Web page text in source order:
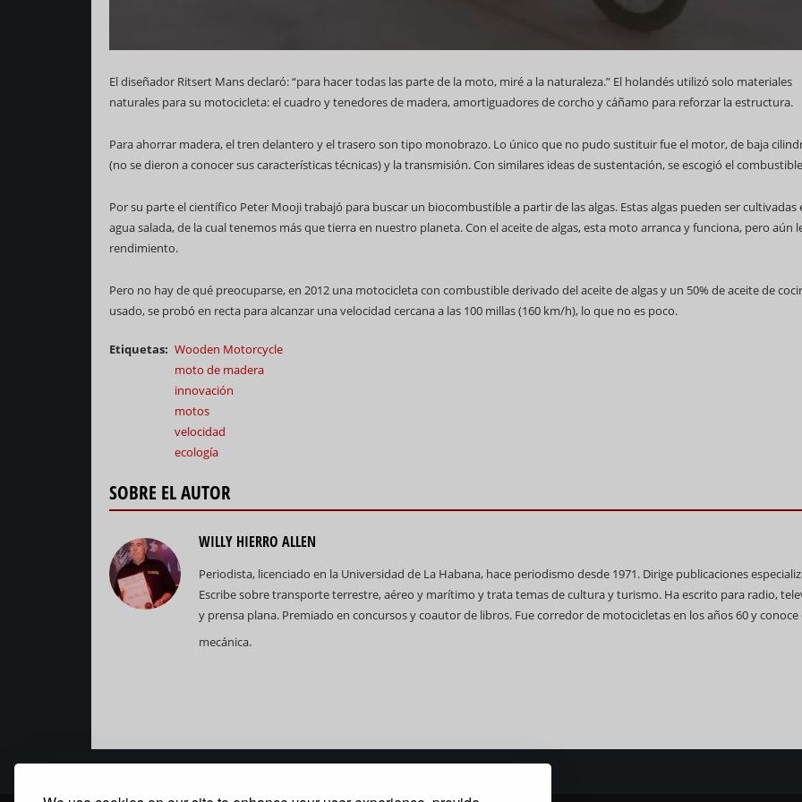
El diseñador Ritsert Mans declaró: “para hacer todas las parte de la moto, miré a la naturaleza.” El holandés utilizó solo materiales
naturales para su motocicleta: el cuadro y tenedores de madera, amortiguadores de corcho y cáñamo para reforzar la estructura.
Para ahorrar madera, el tren delantero y el trasero son tipo monobrazo. Lo único que no pudo sustituir fue el motor, de baja
(no se dieron a conocer sus características técnicas) y la transmisión. Con similares ideas de sustentación, se escogió el
Por su parte el científico Peter Mooji trabajó para buscar un biocombustible a partir de las algas. Estas algas pueden ser cultivadas
agua salada, de la cual tenemos más que tierra en nuestro planeta. Con el aceite de algas, esta moto arranca y funciona, pero aún
rendimiento.
Pero no hay de qué preocuparse, en 2012 una motocicleta con combustible derivado del aceite de algas y un 50% de aceite de
usado, se probó en recta para alcanzar una velocidad cercana a las 100 millas (160 km/h), lo que no es poco.
Etiquetas
Wooden Motorcycle
moto de madera
innovación
motos
velocidad
ecología
SOBRE EL AUTOR
WILLY HIERRO ALLEN
Periodista, licenciado en la Universidad de La Habana, hace periodismo desde 1971. Dirige publicaciones
Escribe sobre transporte terrestre, aéreo y marítimo y trata temas de cultura y turismo. Ha escrito para radio,
y prensa plana. Premiado en concursos y coautor de libros. Fue corredor de motocicletas en los años 60 y conoce
mecánica.